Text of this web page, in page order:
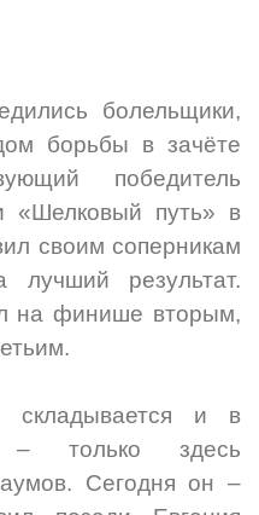
болельщики,
борьбы в зачёте
победитель
«Шелковый путь» в
своим соперникам
результат.
на финише вторым,
складывается и в
– только здесь
Сегодня он –